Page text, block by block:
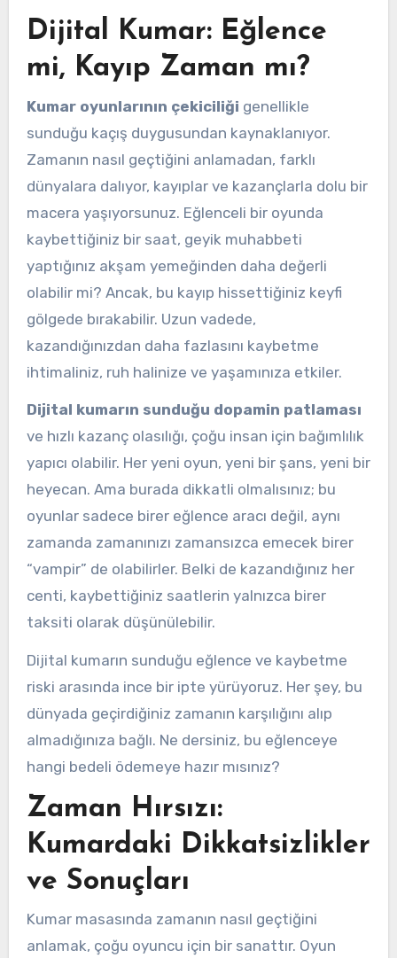
Dijital Kumar: Eğlence
mi, Kayıp Zaman mı?
Kumar oyunlarının çekiciliği genellikle
sunduğu kaçış duygusundan kaynaklanıyor.
Zamanın nasıl geçtiğini anlamadan, farklı
dünyalara dalıyor, kayıplar ve kazançlarla dolu bir
macera yaşıyorsunuz. Eğlenceli bir oyunda
kaybettiğiniz bir saat, geyik muhabbeti
yaptığınız akşam yemeğinden daha değerli
olabilir mi? Ancak, bu kayıp hissettiğiniz keyfi
gölgede bırakabilir. Uzun vadede,
kazandığınızdan daha fazlasını kaybetme
ihtimaliniz, ruh halinize ve yaşamınıza etkiler.
Dijital kumarın sunduğu dopamin patlaması
ve hızlı kazanç olasılığı, çoğu insan için bağımlılık
yapıcı olabilir. Her yeni oyun, yeni bir şans, yeni bir
heyecan. Ama burada dikkatli olmalısınız; bu
oyunlar sadece birer eğlence aracı değil, aynı
zamanda zamanınızı zamansızca emecek birer
“vampir” de olabilirler. Belki de kazandığınız her
centi, kaybettiğiniz saatlerin yalnızca birer
taksiti olarak düşünülebilir.
Dijital kumarın sunduğu eğlence ve kaybetme
riski arasında ince bir ipte yürüyoruz. Her şey, bu
dünyada geçirdiğiniz zamanın karşılığını alıp
almadığınıza bağlı. Ne dersiniz, bu eğlenceye
hangi bedeli ödemeye hazır mısınız?
Zaman Hırsızı:
Kumardaki Dikkatsizlikler
ve Sonuçları
Kumar masasında zamanın nasıl geçtiğini
anlamak, çoğu oyuncu için bir sanattır. Oyun